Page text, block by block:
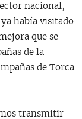
nacional,
había visitado
que se
de la
de Torca
transmitir